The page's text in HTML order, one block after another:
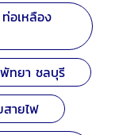
อเหลือง
ทยา ชลบุรี
ายไฟ